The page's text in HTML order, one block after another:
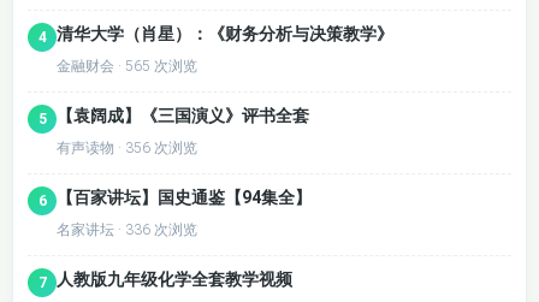
4 清华大学（肖星）：《财务分析与决策教学》
金融财会 · 565 次浏览
5 【袁阔成】《三国演义》评书全套
有声读物 · 356 次浏览
6 【百家讲坛】国史通鉴【94集全】
名家讲坛 · 336 次浏览
7 人教版九年级化学全套教学视频